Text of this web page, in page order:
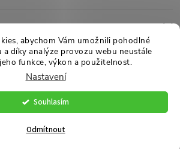
abychom Vám umožnili pohodlné
a díky analýze provozu webu neustále
funkce, výkon a použitelnost.
Nastavení
Odmítnout
Souhlasím
Vytvořil Shoptet Premium
FITexpert.cz. Všechna práva vyhrazena.